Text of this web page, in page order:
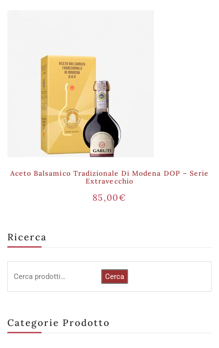
Ricerca
Cerca
Categorie Prodotto
Aceto Balsamico Tradizionale Di Modena DOP – Serie
Extravecchio
85,00€